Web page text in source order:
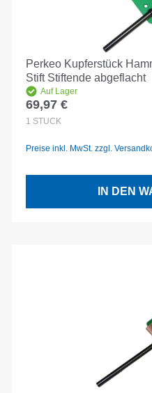
Perkeo Kupferstück
Stift Stiftende abgeflacht
Auf Lager
Regulärer Preis:
69,97 €
1 STÜCK
Preise inkl. MwSt. zzgl.
IN DEN